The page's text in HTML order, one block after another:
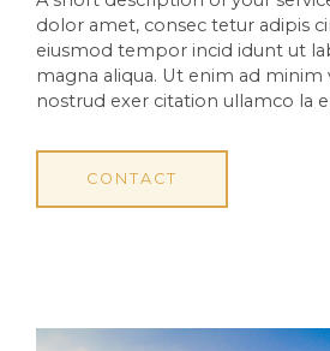
dolor amet, consec tetur adipis
eiusmod tempor incid idunt ut
magna aliqua. Ut enim ad minim
nostrud exer citation ullamco la
CONTACT